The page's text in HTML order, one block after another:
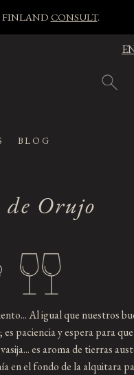
FINLAND CONSULT.
BLOG
Orujo
Al igual que nuestros
paciencia y espera para
es aroma de tierras
en el fondo de la alquitara